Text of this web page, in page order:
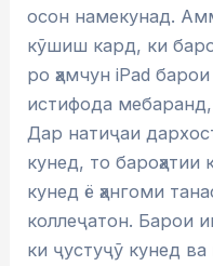
осон намекунад.
кӯшиш кард, ки
ро ҳамчун iPad
истифода
Дар натиҷаи
кунед, то бароҳатии
кунед ё ҳангоми
коллеҷатон. Барои
ки ҷустуҷӯ кунед